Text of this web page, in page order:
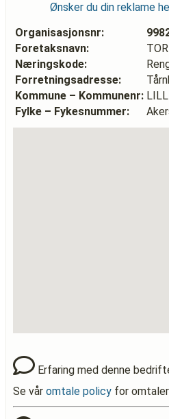
Ønsker du din reklame
Organisasjonsnr:
Foretaksnavn:
Næringskode:
Forretningsadresse:
Kommune – Kommunenr:
Fylke – Fykesnummer:
Erfaring med denne
Se vår omtale policy for